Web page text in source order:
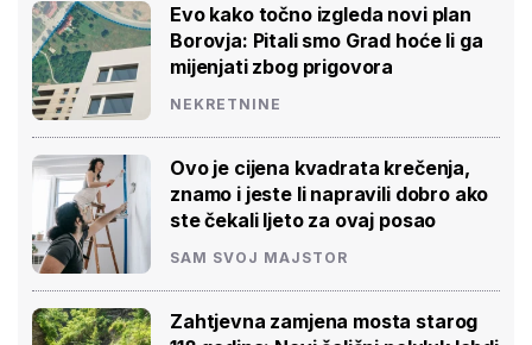
Evo kako točno izgleda novi plan
Borovja: Pitali smo Grad hoće li ga
mijenjati zbog prigovora
NEKRETNINE
Ovo je cijena kvadrata krečenja,
znamo i jeste li napravili dobro ako
ste čekali ljeto za ovaj posao
SAM SVOJ MAJSTOR
Zahtjevna zamjena mosta starog